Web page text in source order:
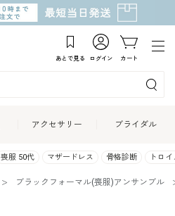
あとで見る ログイン カート
アクセサリー ブライダル
喪服 50代 マザードレス 骨格診断 トロ
ブラックフォーマル(喪服)アンサンブル